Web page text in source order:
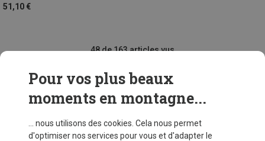
51,10 €
VOIR PLUS D'ARTICLES
48 de 163 articles vus
Pour vos plus beaux
moments en montagne...
... nous utilisons des cookies. Cela nous permet
d'optimiser nos services pour vous et d'adapter le